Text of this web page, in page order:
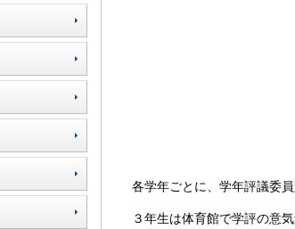
各学年ごとに、学年評議委員
３年生は体育館で学評の意